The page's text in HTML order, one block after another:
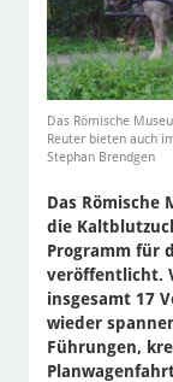
Das Römische
Reuter bieten auch
Stephan Brendgen
Das Römische
die
Programm für
veröffentlicht.
insgesamt 17
wieder
Führungen,